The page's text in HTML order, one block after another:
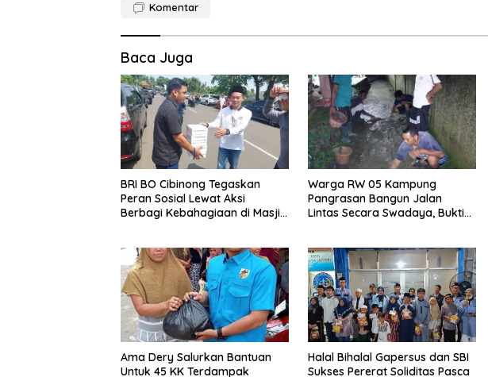
Komentar
Baca Juga
BRI BO Cibinong Tegaskan
Peran Sosial Lewat Aksi
Berbagi Kebahagiaan di Masjid
Warga RW 05 Kampung
Pangrasan Bangun Jalan
Lintas Secara Swadaya, Bukti
Ama Dery Salurkan Bantuan
Untuk 45 KK Terdampak
Halal Bihalal Gapersus dan SBI
Sukses Pererat Soliditas Pasca